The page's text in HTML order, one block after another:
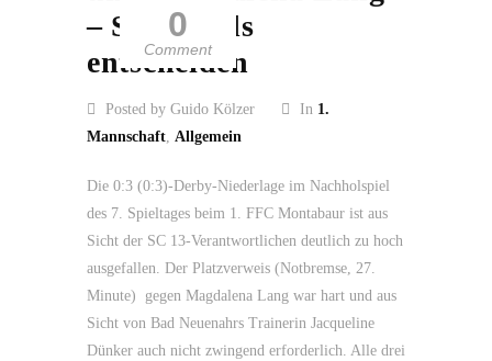
0
Comment
– Standards
entscheiden
Posted by Guido Kölzer In 1.
Mannschaft, Allgemein
Die 0:3 (0:3)-Derby-Niederlage im Nachholspiel
des 7. Spieltages beim 1. FFC Montabaur ist aus
Sicht der SC 13-Verantwortlichen deutlich zu hoch
ausgefallen. Der Platzverweis (Notbremse, 27.
Minute) gegen Magdalena Lang war hart und aus
Sicht von Bad Neuenahrs Trainerin Jacqueline
Dünker auch nicht zwingend erforderlich. Alle drei